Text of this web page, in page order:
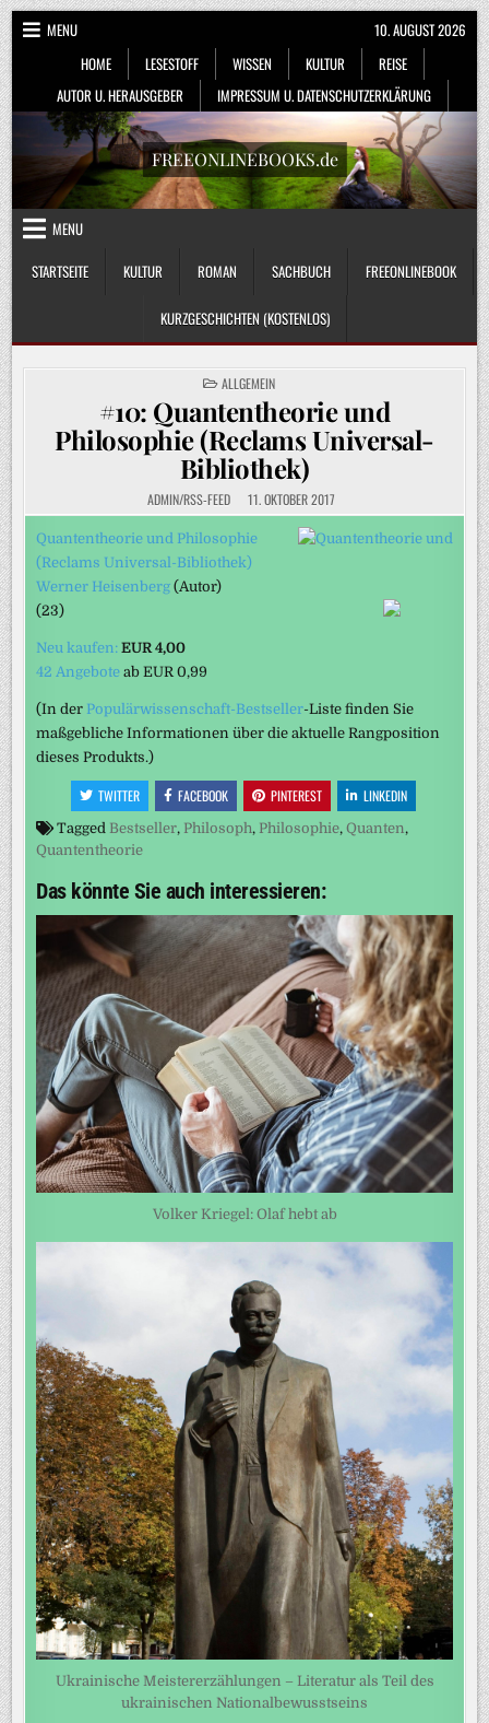
Skip
to
content
MENU
HOME
LESESTOFF WISSEN KULTUR
REISE
AUTOR U. HERAUSGEBER
IMPRESSUM U. DATENSCHUTZERKLÄRUNG
10. AUGUST 2026
FREEONLINEBOOKS.de
MENU
STARTSEITE
KULTUR ROMAN SACHBUCH FREEONLINEBOOK
KURZGESCHICHTEN (KOSTENLOS)
POSTED
IN
ALLGEMEIN
#10: Quantentheorie und
Philosophie (Reclams Universal-
Bibliothek)
ADMIN/RSS-FEED 11. OKTOBER 2017
Quantentheorie und Philosophie
(Reclams Universal-Bibliothek)
Werner Heisenberg (Autor)
(23)
Neu kaufen:EUR 4,00
42 Angebote abEUR 0,99
(In der Populärwissenschaft-Bestseller-Liste finden Sie
maßgebliche Informationen über die aktuelle Rangposition
dieses Produkts.)
TWITTER FACEBOOK PINTEREST LINKEDIN
Tagged Bestseller, Philosoph, Philosophie,Quanten,
Quantentheorie
Das könnte Sie auch interessieren:
Volker Kriegel: Olaf hebt ab
Ukrainische Meistererzählungen – Literatur als Teil des
ukrainischen Nationalbewusstseins